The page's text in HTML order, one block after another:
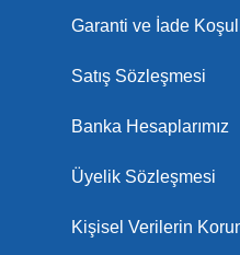
Garanti ve İade
Satış Sözleşmesi
Banka Hesaplarımız
Üyelik Sözleşmesi
Kişisel Verilerin